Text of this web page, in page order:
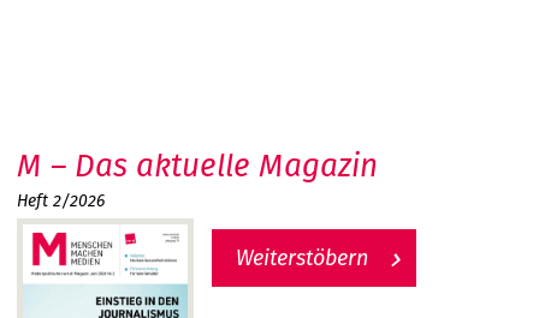
M – Das aktuelle Magazin
Heft 2/2026
Weiterstöbern